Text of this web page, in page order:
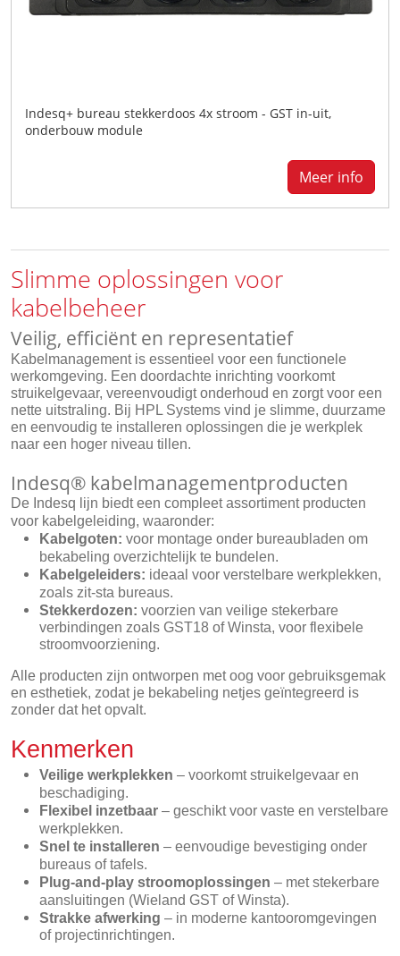
Indesq+ bureau stekkerdoos 4x stroom - GST in-uit,
onderbouw module
Meer info
Slimme oplossingen voor
kabelbeheer
Veilig, efficiënt en representatief
Kabelmanagement is essentieel voor een functionele
werkomgeving. Een doordachte inrichting voorkomt
struikelgevaar, vereenvoudigt onderhoud en zorgt voor een
nette uitstraling. Bij HPL Systems vind je slimme, duurzame
en eenvoudig te installeren oplossingen die je werkplek
naar een hoger niveau tillen.
Indesq® kabelmanagementproducten
De Indesq lijn biedt een compleet assortiment producten
voor kabelgeleiding, waaronder:
Kabelgoten: voor montage onder bureaubladen om
bekabeling overzichtelijk te bundelen.
Kabelgeleiders: ideaal voor verstelbare werkplekken,
zoals zit-sta bureaus.
Stekkerdozen: voorzien van veilige stekerbare
verbindingen zoals GST18 of Winsta, voor flexibele
stroomvoorziening.
Alle producten zijn ontworpen met oog voor gebruiksgemak
en esthetiek, zodat je bekabeling netjes geïntegreerd is
zonder dat het opvalt.
Kenmerken
Veilige werkplekken – voorkomt struikelgevaar en
beschadiging.
Flexibel inzetbaar – geschikt voor vaste en verstelbare
werkplekken.
Snel te installeren – eenvoudige bevestiging onder
bureaus of tafels.
Plug-and-play stroomoplossingen – met stekerbare
aansluitingen (Wieland GST of Winsta).
Strakke afwerking – in moderne kantooromgevingen
of projectinrichtingen.